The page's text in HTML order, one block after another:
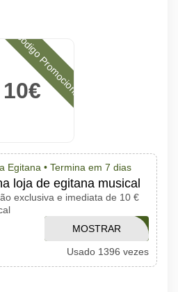
10€
Código Promocional
Egitana • Termina em 7 dias
loja de egitana musical
exclusiva e imediata de 10 €
QM51OFER
MOSTRAR
CÓDIGO
Usado 1396 vezes